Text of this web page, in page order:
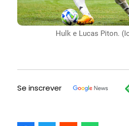
Hulk e Lucas Piton.
Se inscrever